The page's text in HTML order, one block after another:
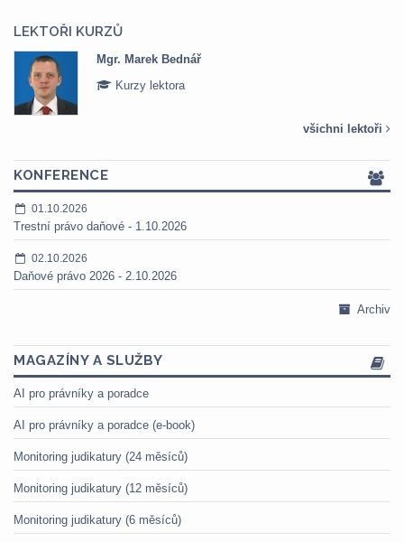
LEKTOŘI KURZŮ
Mgr. Marek Bednář
Kurzy lektora
všichni lektoři
KONFERENCE
01.10.2026
Trestní právo daňové - 1.10.2026
02.10.2026
Daňové právo 2026 - 2.10.2026
Archiv
MAGAZÍNY A SLUŽBY
AI pro právníky a poradce
AI pro právníky a poradce (e-book)
Monitoring judikatury (24 měsíců)
Monitoring judikatury (12 měsíců)
Monitoring judikatury (6 měsíců)